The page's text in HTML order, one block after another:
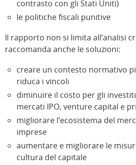
contrasto con gli Stati Uniti)
le politiche fiscali punitive
Il rapporto non si limita all’analisi
raccomanda anche le soluzioni:
creare un contesto normativo
riduca i vincoli
diminuire il costo per gli
mercati IPO, venture capital e
migliorare l’ecosistema del
imprese
aumentare e migliorare le
cultura del capitale